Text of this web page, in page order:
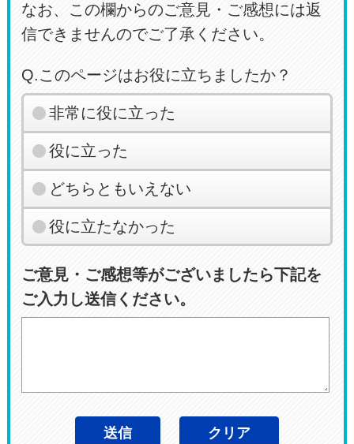
なお、この欄からのご意見・ご感想には返
信できませんのでご了承ください。
Q.このページはお役に立ちましたか？
非常に役に立った
役に立った
どちらともいえない
役に立たなかった
ご意見・ご感想等がございましたら下記を
ご入力し送信ください。